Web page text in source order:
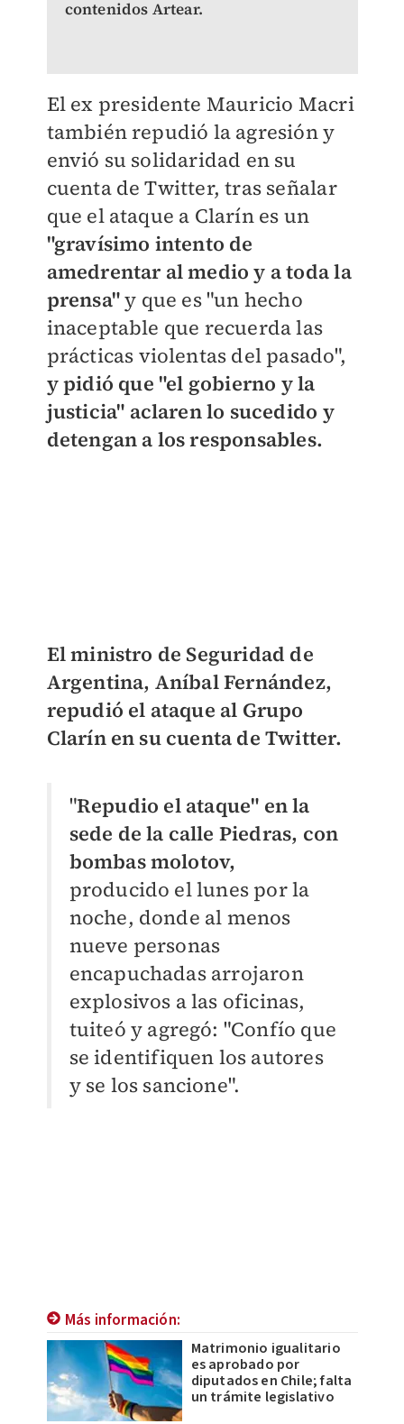
contenidos Artear.
El ex presidente Mauricio Macri
también repudió la agresión y
envió su solidaridad en su
cuenta de Twitter, tras señalar
que el ataque a Clarín es un
"gravísimo intento de
amedrentar al medio y a toda la
prensa"y que es "un hecho
inaceptable que recuerda las
prácticas violentas del pasado",
ypidió que "el gobierno y la
justicia" aclaren lo sucedido y
detengan a los responsables.
El ministro de Seguridad de
Argentina, Aníbal Fernández,
repudió el ataque al Grupo
Clarín en su cuenta de Twitter.
"Repudio el ataque" en la
sede de la calle Piedras, con
bombas molotov,
producido el lunes por la
noche, donde al menos
nueve personas
encapuchadas arrojaron
explosivos a las oficinas,
tuiteó y agregó: "Confío que
se identifiquen los autores
y se los sancione".
Más información:
Matrimonio igualitario
es aprobado por
diputados en Chile; falta
un trámite legislativo